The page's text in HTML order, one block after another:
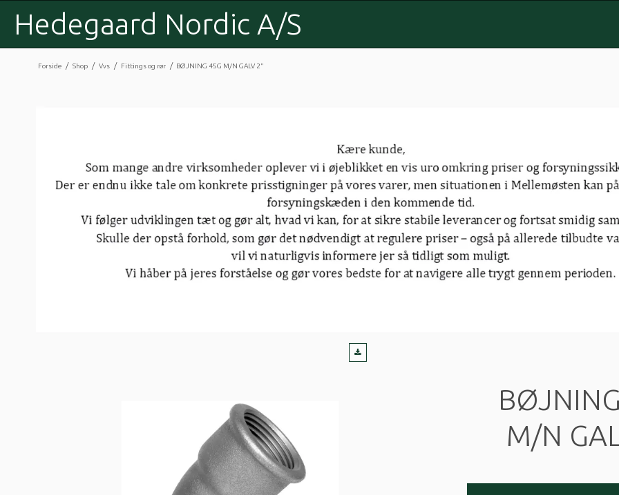
Hedegaard Nordic A/S
Forside / Shop / Vvs / Fittings og rør / BØJNING 45G M/N GALV 2"
M/N